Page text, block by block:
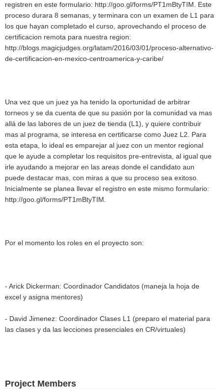
registren en este formulario: http://goo.gl/forms/PT1mBtyTIM. Este
proceso durara 8 semanas, y terminara con un examen de L1 para
los que hayan completado el curso, aprovechando el proceso de
certificacion remota para nuestra region:
http://blogs.magicjudges.org/latam/2016/03/01/proceso-alternativo-
de-certificacion-en-mexico-centroamerica-y-caribe/
Una vez que un juez ya ha tenido la oportunidad de arbitrar
torneos y se da cuenta de que su pasión por la comunidad va mas
allá de las labores de un juez de tienda (L1), y quiere contribuir
mas al programa, se interesa en certificarse como Juez L2. Para
esta etapa, lo ideal es emparejar al juez con un mentor regional
que le ayude a completar los requisitos pre-entrevista, al igual que
irle ayudando a mejorar en las areas donde el candidato aun
puede destacar mas, con miras a que su proceso sea exitoso.
Inicialmente se planea llevar el registro en este mismo formulario:
http://goo.gl/forms/PT1mBtyTIM.
Por el momento los roles en el proyecto son:
- Arick Dickerman: Coordinador Candidatos (maneja la hoja de
excel y asigna mentores)
- David Jimenez: Coordinador Clases L1 (preparo el material para
las clases y da las lecciones presenciales en CR/virtuales)
Project Members